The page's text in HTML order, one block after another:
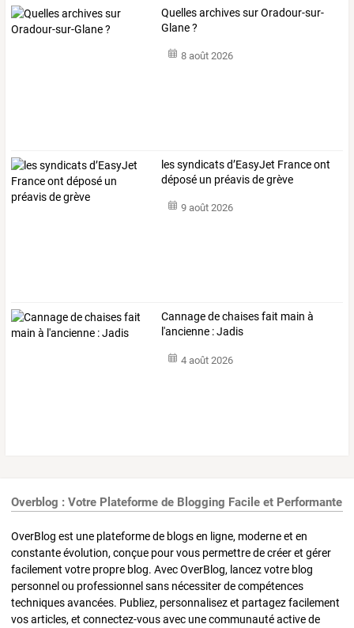
Quelles archives sur Oradour-sur-
Glane ?
8 août 2026
les syndicats d’EasyJet France ont
déposé un préavis de grève
9 août 2026
Cannage de chaises fait main à
l'ancienne : Jadis
4 août 2026
Overblog : Votre Plateforme de Blogging Facile et Performante
OverBlog est une plateforme de blogs en ligne, moderne et en
constante évolution, conçue pour vous permettre de créer et gérer
facilement votre propre blog. Avec OverBlog, lancez votre blog
personnel ou professionnel sans nécessiter de compétences
techniques avancées. Publiez, personnalisez et partagez facilement
vos articles, et connectez-vous avec une communauté active de